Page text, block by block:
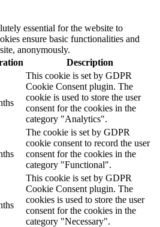
essential for the website to
ensure basic functionalities and
anonymously.
Description
This cookie is set by GDPR
Cookie Consent plugin. The
cookie is used to store the user
consent for the cookies in the
category "Analytics".
The cookie is set by GDPR
cookie consent to record the user
consent for the cookies in the
category "Functional".
This cookie is set by GDPR
Cookie Consent plugin. The
cookies is used to store the user
consent for the cookies in the
category "Necessary".